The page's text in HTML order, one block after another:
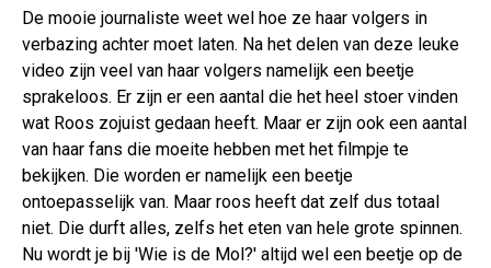
De mooie journaliste weet wel hoe ze haar volgers in
verbazing achter moet laten. Na het delen van deze leuke
video zijn veel van haar volgers namelijk een beetje
sprakeloos. Er zijn er een aantal die het heel stoer vinden
wat Roos zojuist gedaan heeft. Maar er zijn ook een aantal
van haar fans die moeite hebben met het filmpje te
bekijken. Die worden er namelijk een beetje
ontoepasselijk van. Maar roos heeft dat zelf dus totaal
niet. Die durft alles, zelfs het eten van hele grote spinnen.
Nu wordt je bij 'Wie is de Mol?' altijd wel een beetje op de